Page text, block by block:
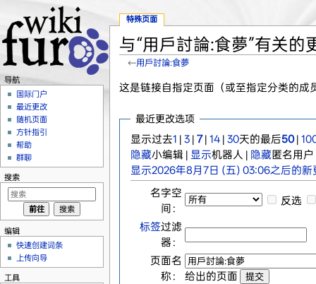
与“用戶討論:食夢”有关的
←用戶討論:食夢
这是链接自指定页面（或至指定分类的成
最近更改选项
显示过去1 | 3| 7| 14| 30天的最后50|
隐藏小编辑 | 显示机器人 | 隐藏匿名用
显示2026年8月7日 (五) 03:06之后的新
名字空
间：
反选
标签过滤
器：
页面名
称：
给出的页面
特殊页面
导航
国际门户
最近更改
随机页面
方针指引
帮助
群聊
搜索
编辑
快速创建词条
上传向导
工具